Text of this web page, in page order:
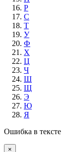
Р
С
Т
У
Ф
Х
Ц
Ч
Ш
Щ
Э
Ю
Я
Ошибка в тексте
×